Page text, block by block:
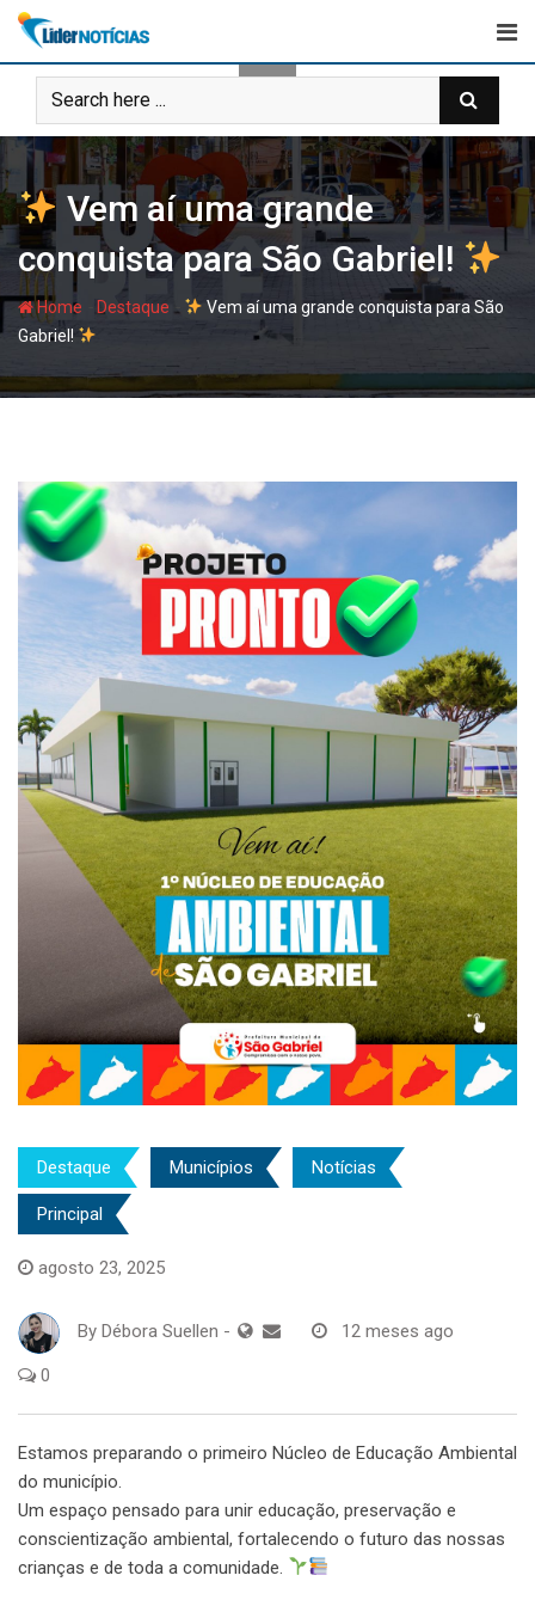
Skip
content
Vem aí uma grande
conquista para São Gabriel!
Home Destaque -
Vem aí uma grande conquista para São
Gabriel!
Destaque Municípios Notícias
Principal
agosto 23, 2025
By Débora Suellen - 12 meses ago
0
Estamos preparando o primeiro Núcleo de Educação Ambiental
do município.
Um espaço pensado para unir educação, preservação e
conscientização ambiental, fortalecendo o futuro das nossas
crianças e de toda a comunidade.